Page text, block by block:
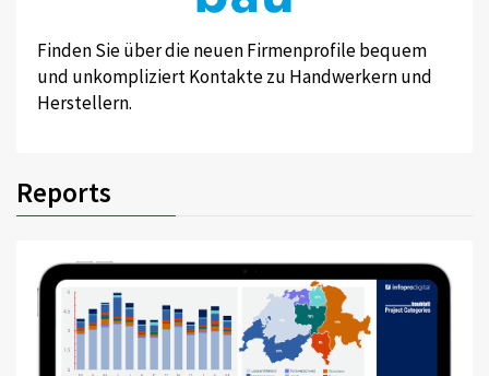
Finden Sie über die neuen Firmenprofile bequem
und unkompliziert Kontakte zu Handwerkern und
Herstellern.
Reports